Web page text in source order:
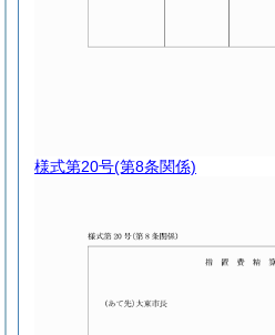
様式第20号(第8条関係)